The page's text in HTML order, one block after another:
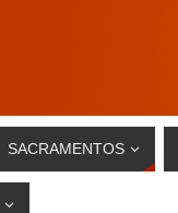
SACRAMENTOS